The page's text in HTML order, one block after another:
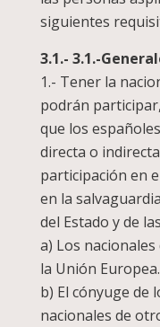
siguientes
3.1.- 3.1.-
1.- Tener la
podrán
que los
directa o
participación en
en la
del Estado y de
a) Los
la Unión Europea.
b) El cónyuge de
nacionales de